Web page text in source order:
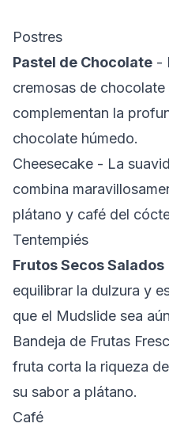
Postres
Pastel de Chocolate -
cremosas de
complementan la
chocolate húmedo.
Cheesecake - La
combina
plátano y café del
Tentempiés
Frutos Secos Salados
equilibrar la dulzura y
que el Mudslide sea
Bandeja de Frutas
fruta corta la riqueza
su sabor a plátano.
Café